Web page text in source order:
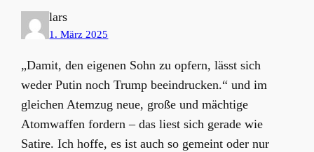
lars
1. März 2025
„Damit, den eigenen Sohn zu opfern, lässt sich
weder Putin noch Trump beeindrucken.“ und im
gleichen Atemzug neue, große und mächtige
Atomwaffen fordern – das liest sich gerade wie
Satire. Ich hoffe, es ist auch so gemeint oder nur